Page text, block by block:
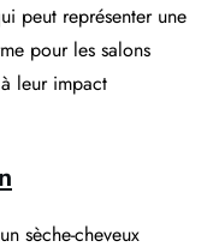
peut représenter une
pour les salons
leur impact
sèche-cheveux